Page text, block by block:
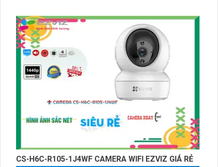
CS-H6C-R105-1J4WF CAMERA WIFI EZVIZ GIÁ RẺ